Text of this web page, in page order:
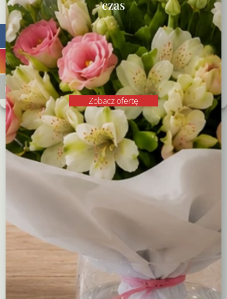
wpłynąć na niektóre cechy i funkcje.
Zgadzam się
Odrzucam
Zobacz preferencje
Polityka plików cookiesPolityka prywatności
Wiązanka serce
289,00zł
Wybierz opcje
Wieniec z koreanek
480,00zł
Kompozycje
Bukiety okolicznościowe
Róże
Kreatory bukietów
czas
Zobacz ofertę